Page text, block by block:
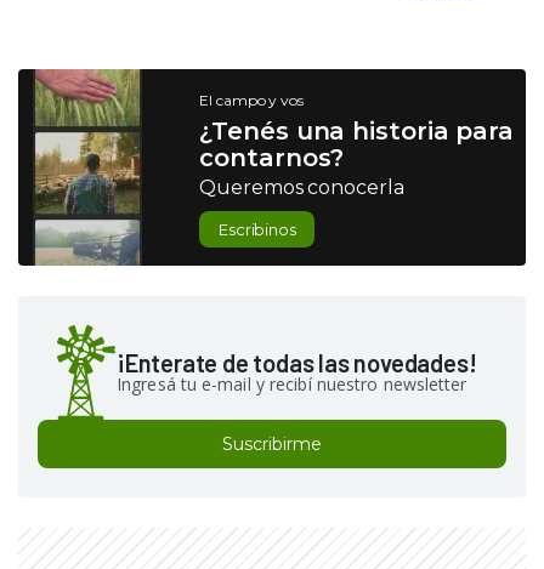
El campo y vos
¿Tenés una historia para
contarnos?
Queremos conocerla
Escribinos
¡Enterate de todas las novedades!
Ingresá tu e-mail y recibí nuestro newsletter
Suscribirme